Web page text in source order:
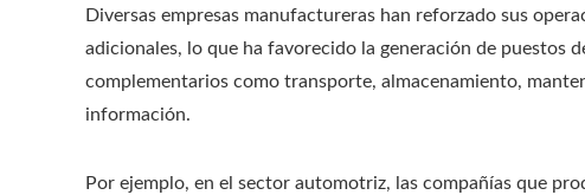
Diversas empresas manufactureras han reforzado sus
adicionales, lo que ha favorecido la generación de puestos
complementarios como transporte, almacenamiento,
información.
Por ejemplo, en el sector automotriz, las compañías que